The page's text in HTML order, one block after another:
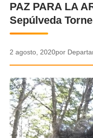
DEPORTES
ENTRETENIMIENTO Y
POLICIAL
AUDIOS
VIDEOS
PAZ PARA LA
Sepúlveda
2 agosto, 2020por